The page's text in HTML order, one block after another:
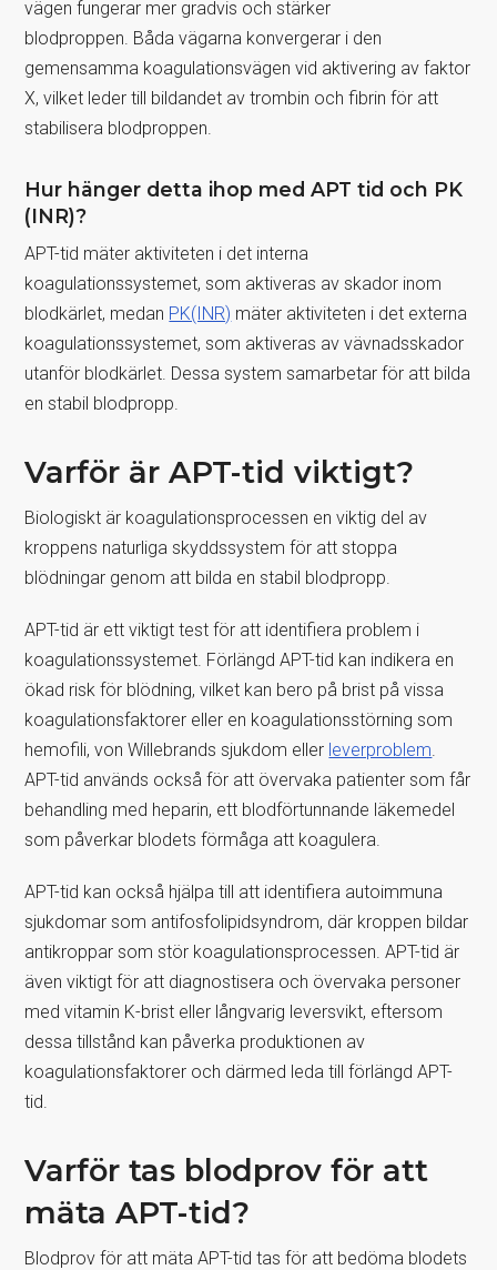
vägen fungerar mer gradvis och stärker
blodproppen. Båda vägarna konvergerar i den
gemensamma koagulationsvägen vid aktivering av faktor
X, vilket leder till bildandet av trombin och fibrin för att
stabilisera blodproppen.
Hur hänger detta ihop med APT tid och PK
(INR)?
APT-tid mäter aktiviteten i det interna
koagulationssystemet, som aktiveras av skador inom
blodkärlet, medan PK(INR) mäter aktiviteten i det externa
koagulationssystemet, som aktiveras av vävnadsskador
utanför blodkärlet. Dessa system samarbetar för att bilda
en stabil blodpropp.
Varför är APT-tid viktigt?
Biologiskt är koagulationsprocessen en viktig del av
kroppens naturliga skyddssystem för att stoppa
blödningar genom att bilda en stabil blodpropp.
APT-tid är ett viktigt test för att identifiera problem i
koagulationssystemet. Förlängd APT-tid kan indikera en
ökad risk för blödning, vilket kan bero på brist på vissa
koagulationsfaktorer eller en koagulationsstörning som
hemofili, von Willebrands sjukdom eller leverproblem
APT-tid används också för att övervaka patienter som får
behandling med heparin, ett blodförtunnande läkemedel
som påverkar blodets förmåga att koagulera.
APT-tid kan också hjälpa till att identifiera autoimmuna
sjukdomar som antifosfolipidsyndrom, där kroppen bildar
antikroppar som stör koagulationsprocessen. APT-tid är
även viktigt för att diagnostisera och övervaka personer
med vitamin K-brist eller långvarig leversvikt, eftersom
dessa tillstånd kan påverka produktionen av
koagulationsfaktorer och därmed leda till förlängd APT-
tid.
Varför tas blodprov för att
mäta APT-tid?
Blodprov för att mäta APT-tid tas för att bedöma blodets